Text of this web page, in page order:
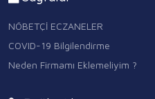
NÖBETÇİ ECZANELER
COVID-19 Bilgilendirme
Neden Firmamı Eklemeliyim ?